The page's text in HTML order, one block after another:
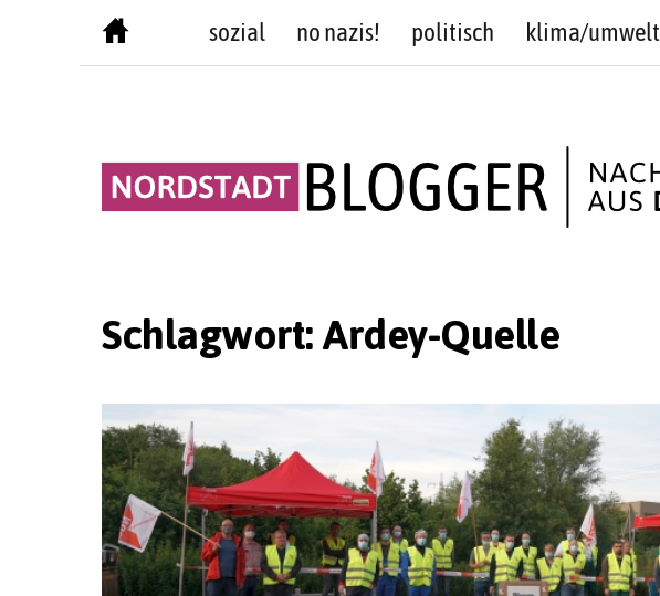
sozial no nazis! politisch klima/umwelt
Schlagwort:Ardey-Quelle